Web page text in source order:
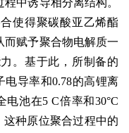
中诱导相分离结构。
使得聚碳酸亚乙烯酯
而赋予聚合物电解质一
。基于此，所制备的
电导率和0.78的高锂离
电池在5 C倍率和30°C
这种原位聚合过程中的